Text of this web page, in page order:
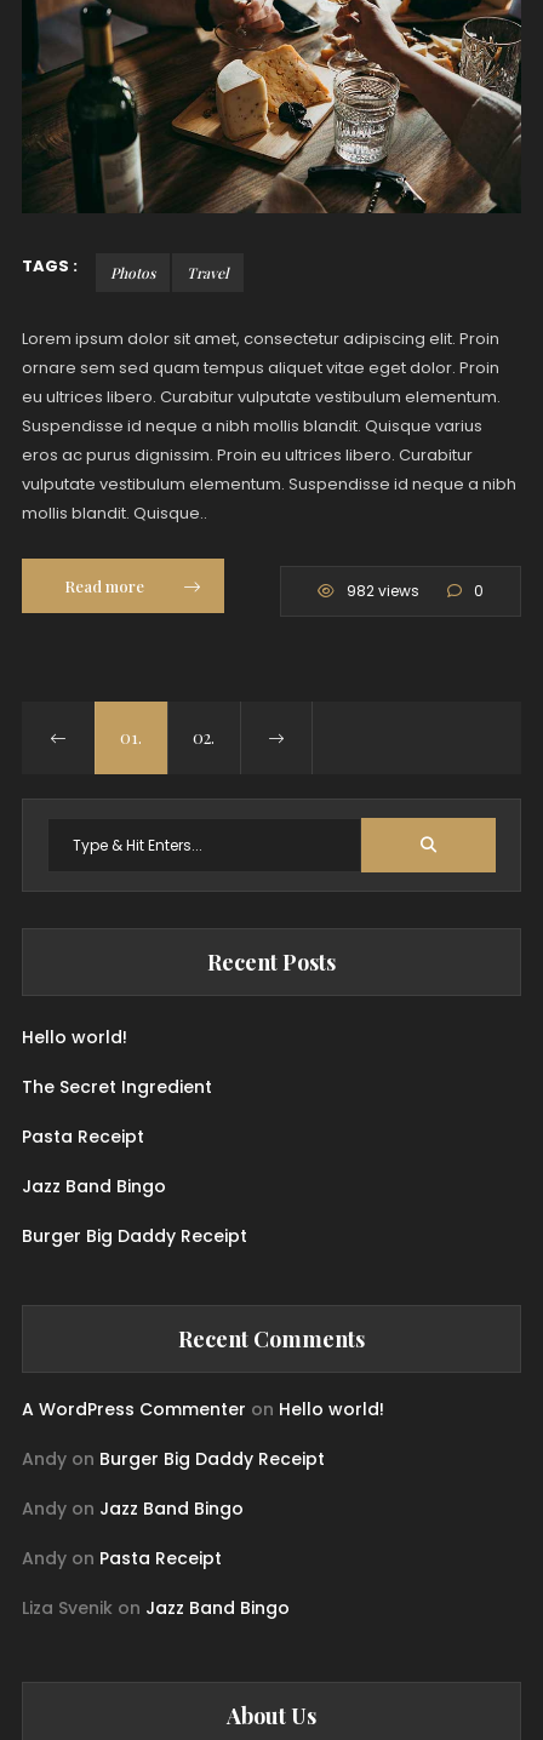
TAGS : Photos Travel
Lorem ipsum dolor sit amet, consectetur adipiscing elit. Proin
ornare sem sed quam tempus aliquet vitae eget dolor. Proin
eu ultrices libero. Curabitur vulputate vestibulum elementum.
Suspendisse id neque a nibh mollis blandit. Quisque varius
eros ac purus dignissim. Proin eu ultrices libero. Curabitur
vulputate vestibulum elementum. Suspendisse id neque a nibh
mollis blandit. Quisque..
Read more 982 views 0
01. 02.
Recent Posts
Hello world!
The Secret Ingredient
Pasta Receipt
Jazz Band Bingo
Burger Big Daddy Receipt
Recent Comments
A WordPress Commenter on Hello world!
Andyon Burger Big Daddy Receipt
Andyon Jazz Band Bingo
Andyon Pasta Receipt
Liza Svenik on Jazz Band Bingo
About Us